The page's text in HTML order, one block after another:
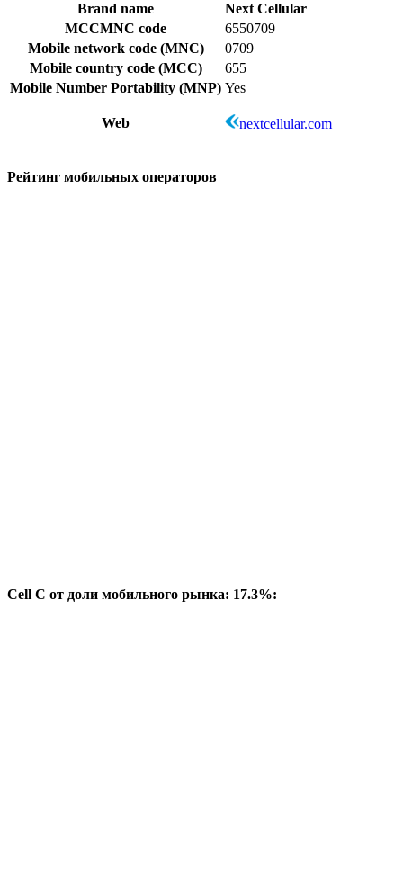
Brand name
Next Cellular
MCCMNC code
6550709
Mobile network code (MNC)
0709
Mobile country code (MCC)
655
Mobile Number Portability (MNP) Yes
Web nextcellular.com
Рейтинг мобильных операторов
Cell C от доли мобильного рынка: 17.3%: